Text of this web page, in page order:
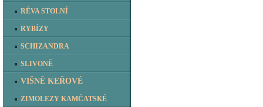
RÉVA STOLNÍ
RYBÍZY
SCHIZANDRA
SLIVONĚ
VIŠNĚ KEŘOVÉ
ZIMOLEZY KAMČATSKÉ